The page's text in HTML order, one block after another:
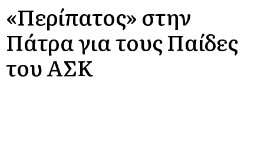
«Περίπατος» στην
Πάτρα για τους Παίδες
του ΑΣΚ